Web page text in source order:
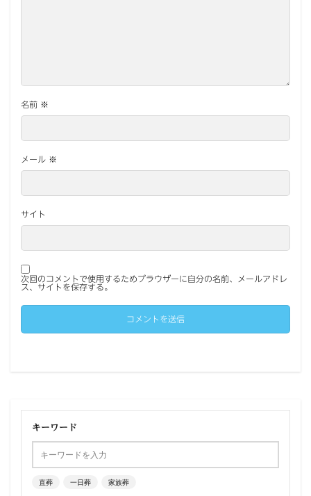
名前 ※
メール ※
サイト
次回のコメントで使用するためブラウザーに自分の名前、メールアドレ
ス、サイトを保存する。
キーワード
直葬 一日葬 家族葬